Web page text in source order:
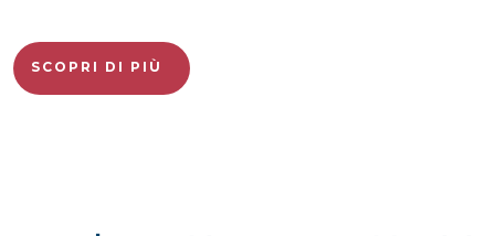
SCOPRI DI PIÙ